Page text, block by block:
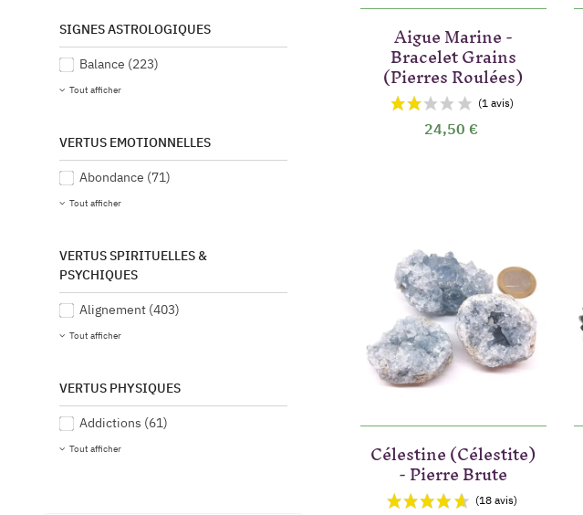
SIGNES ASTROLOGIQUES
Balance (223)
Tout afficher
VERTUS EMOTIONNELLES
Abondance (71)
Tout afficher
VERTUS SPIRITUELLES &
PSYCHIQUES
Alignement (403)
Tout afficher
VERTUS PHYSIQUES
Addictions (61)
Tout afficher
Aigue Marine -
Bracelet Grains
(Pierres Roulées)
24,50 €
Célestine (Célestite)
- Pierre Brute